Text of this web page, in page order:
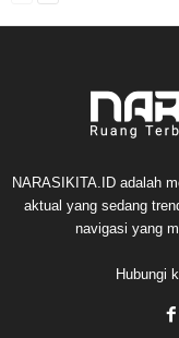
NARASIKITA.ID adalah
aktual yang sedang
navigasi yang
Hubungi